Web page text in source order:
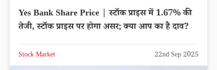
Yes Bank Share Price | स्टॉक प्राइस में 1.67% की
तेजी, स्टॉक प्राइस पर होगा असर; क्या आप का है दाव?
Stock Market 22nd Sep 2025